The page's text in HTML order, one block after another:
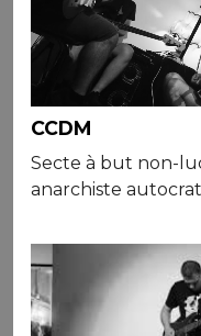
CCDM
Secte à but non-
anarchiste